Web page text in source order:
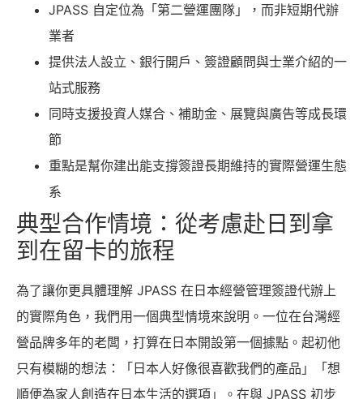
JPASS 自定位為「第二營運團隊」，而非短期代辦
業者
提供法人設立、銀行開戶、簽證顧問與士業介紹的一
站式服務
同時支援投資人媒合、補助金、展覽與廣告等成長環
節
重點是幫你建出能支撐簽證長期維持的實際營運生態
系
典型合作情境：從考慮赴日到拿
到在留卡的旅程
為了讓你更具體理解 JPASS 在日本經營管理簽證代辦上
的實際角色，我們用一個典型情境來說明。一位在台灣經
營品牌多年的老闆，打算在日本開設第一個據點。起初他
只有模糊的想法：「日本人好像很喜歡我們的產品」「想
順便為家人創造在日本生活的選項」。在與 JPASS 初步